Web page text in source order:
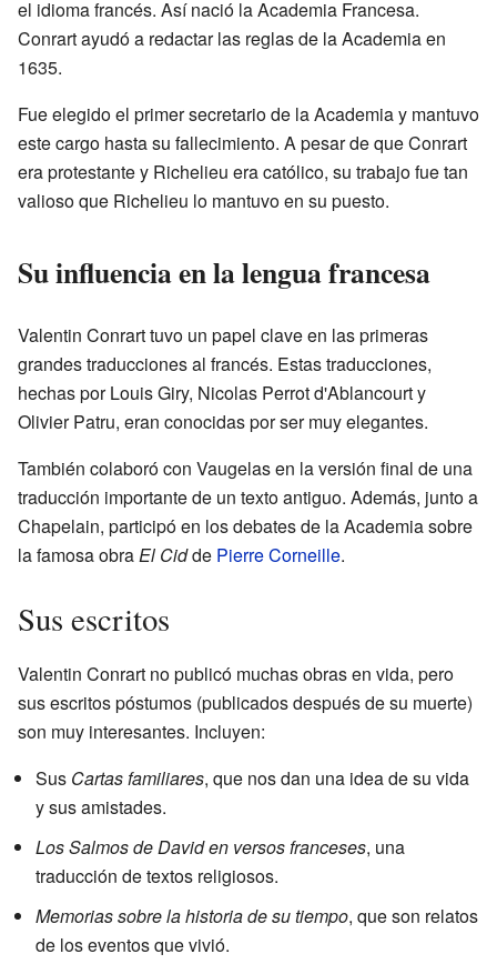
el idioma francés. Así nació la Academia Francesa.
Conrart ayudó a redactar las reglas de la Academia en
1635.
Fue elegido el primer secretario de la Academia y mantuvo
este cargo hasta su fallecimiento. A pesar de que Conrart
era protestante y Richelieu era católico, su trabajo fue tan
valioso que Richelieu lo mantuvo en su puesto.
Su influencia en la lengua francesa
Valentin Conrart tuvo un papel clave en las primeras
grandes traducciones al francés. Estas traducciones,
hechas por Louis Giry, Nicolas Perrot d'Ablancourt y
Olivier Patru, eran conocidas por ser muy elegantes.
También colaboró con Vaugelas en la versión final de una
traducción importante de un texto antiguo. Además, junto a
Chapelain, participó en los debates de la Academia sobre
la famosa obraEl Cidde Pierre Corneille.
Sus escritos
Valentin Conrart no publicó muchas obras en vida, pero
sus escritos póstumos (publicados después de su muerte)
son muy interesantes. Incluyen:
Sus Cartas familiares, que nos dan una idea de su vida
y sus amistades.
Los Salmos de David en versos franceses, una
traducción de textos religiosos.
Memorias sobre la historia de su tiempo, que son relatos
de los eventos que vivió.